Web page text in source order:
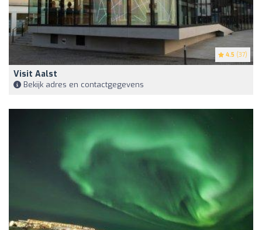
4.5 (37)
Visit Aalst
Bekijk adres en contactgegevens